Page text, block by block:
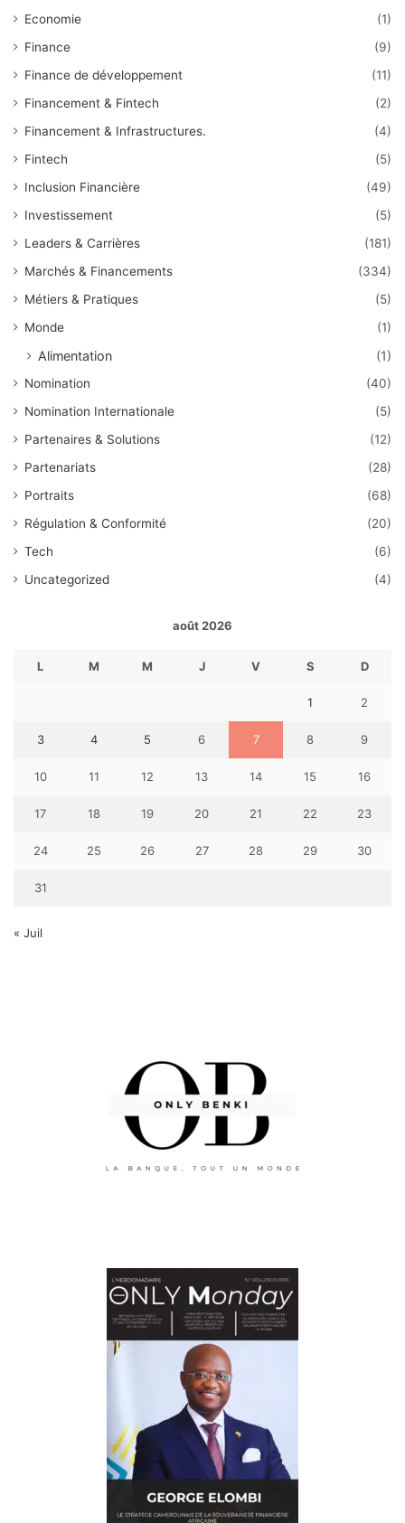
Economie
(1)
Finance
(9)
Finance de développement
(11)
Financement & Fintech
(2)
Financement & Infrastructures.
(4)
Fintech
(5)
Inclusion Financière
(49)
Investissement
(5)
Leaders & Carrières
(181)
Marchés & Financements
(334)
Métiers & Pratiques
(5)
Monde
(1)
Alimentation (1)
Nomination
(40)
Nomination Internationale
(5)
Partenaires & Solutions
(12)
Partenariats
(28)
Portraits
(68)
Régulation & Conformité
(20)
Tech
(6)
Uncategorized
(4)
août 2026
L M M J V S D
1 2
3 4 5 6 7 8 9
10 11 12 13 14 15 16
17 18 19 20 21 22 23
24 25 26 27 28 29 30
31
« Juil